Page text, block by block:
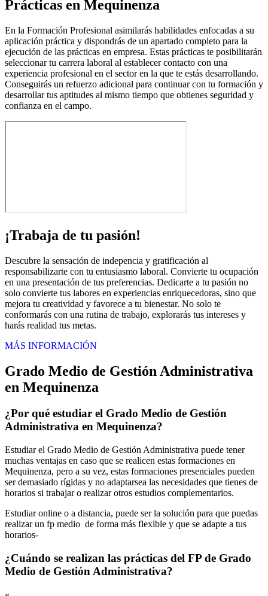
Prácticas en Mequinenza
En la Formación Profesional asimilarás habilidades enfocadas a su
aplicación práctica y dispondrás de un apartado completo para la
ejecución de las prácticas en empresa. Estas prácticas te posibilitarán
seleccionar tu carrera laboral al establecer contacto con una
experiencia profesional en el sector en la que te estás desarrollando.
Conseguirás un refuerzo adicional para continuar con tu formación y
desarrollar tus aptitudes al mismo tiempo que obtienes seguridad y
confianza en el campo.
¡Trabaja de tu pasión!
Descubre la sensación de indepencia y gratificación al
responsabilizarte con tu entusiasmo laboral. Convierte tu ocupación
en una presentación de tus preferencias. Dedicarte a tu pasión no
solo convierte tus labores en experiencias enriquecedoras, sino que
mejora tu creatividad y favorece a tu bienestar. No solo te
conformarás con una rutina de trabajo, explorarás tus intereses y
harás realidad tus metas.
MÁS INFORMACIÓN
Grado Medio de Gestión Administrativa
en Mequinenza
¿Por qué estudiar el Grado Medio de Gestión
Administrativa en Mequinenza?
Estudiar el Grado Medio de Gestión Administrativa puede tener
muchas ventajas en caso que se realicen estas formaciones en
Mequinenza, pero a su vez, estas formaciones presenciales pueden
ser demasiado rígidas y no adaptarsea las necesidades que tienes de
horarios si trabajar o realizar otros estudios complementarios.
Estudiar online o a distancia, puede ser la solución para que puedas
realizar un fp medio de forma más flexible y que se adapte a tus
horarios-
¿Cuándo se realizan las prácticas del FP de Grado
Medio de Gestión Administrativa?